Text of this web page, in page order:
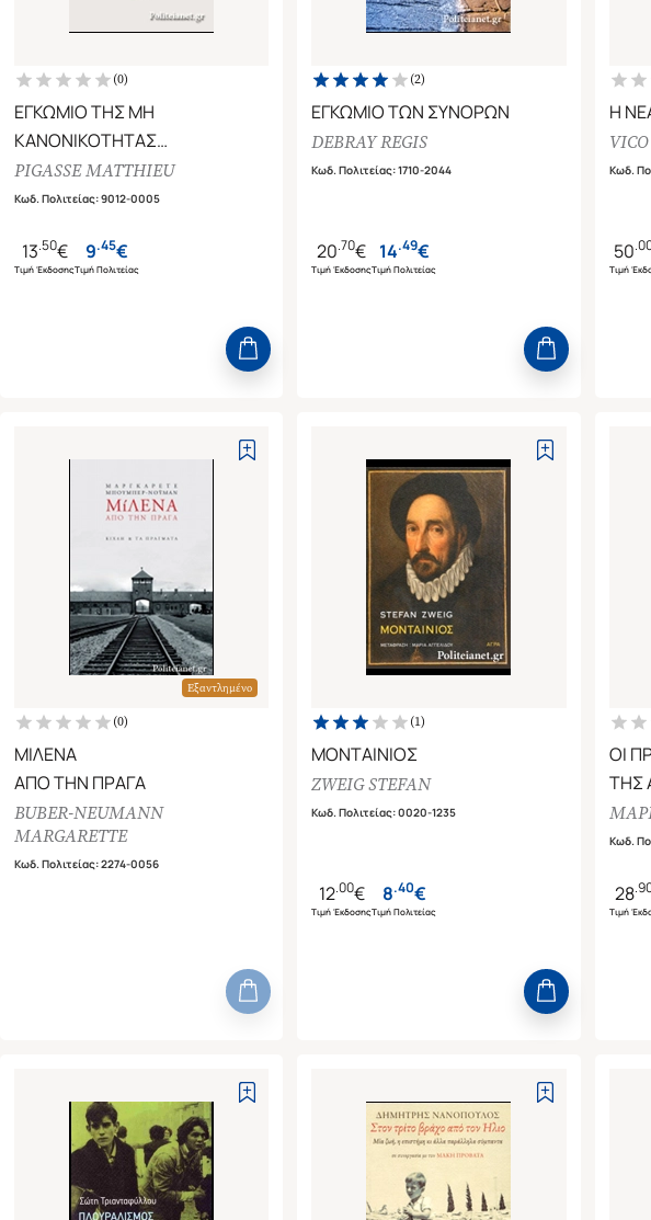
(0)
ΕΓΚΩΜΙΟ ΤΗΣ ΜΗ
ΚΑΝΟΝΙΚΟΤΗΤΑΣ
Ο ΔΙΕΥΘΥΝΤΗΣ ΤΗΣ LAZARD ΓΙΑ
ΤΗΝ ΕΛΛΑΔΑ, ΤΗΝ ΚΥΠΡΟ, ΤΗΝ
PIGASSE MATTHIEU
Κωδ. Πολιτείας:9012-0005
13.50€
Τιμή Έκδοσης
9.45€
Τιμή Πολιτείας
(2)
ΕΓΚΩΜΙΟ ΤΩΝ ΣΥΝΟΡΩΝ
DEBRAY REGIS
Κωδ. Πολιτείας:1710-2044
20.70€
Τιμή Έκδοσης
14.49€
Τιμή Πολιτείας
Η
Κωδ.
50.
Τιμή
Εξαντλημένο
(0)
ΜΙΛΕΝΑ
ΑΠΟ ΤΗΝ ΠΡΑΓΑ
BUBER-NEUMANN
MARGARETTE
Κωδ. Πολιτείας:2274-0056
(1)
ΜΟΝΤΑΙΝΙΟΣ
ZWEIG STEFAN
Κωδ. Πολιτείας:0020-1235
12.00€
Τιμή Έκδοσης
8.40€
Τιμή Πολιτείας
ΟΙ
ΤΗΣ
ΤΟ
Κωδ.
28.
Τιμή